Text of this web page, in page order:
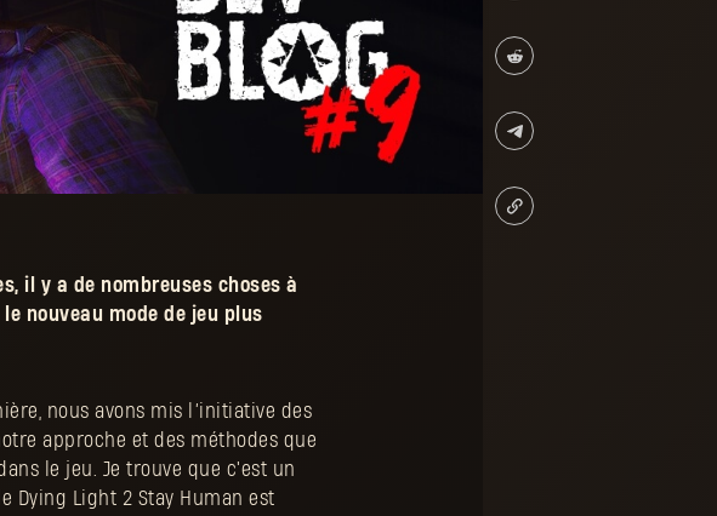
il y a de nombreuses choses à
nouveau mode de jeu plus
nous avons mis l’initiative des
approche et des méthodes que
le jeu. Je trouve que c'est un
Dying Light 2 Stay Human est